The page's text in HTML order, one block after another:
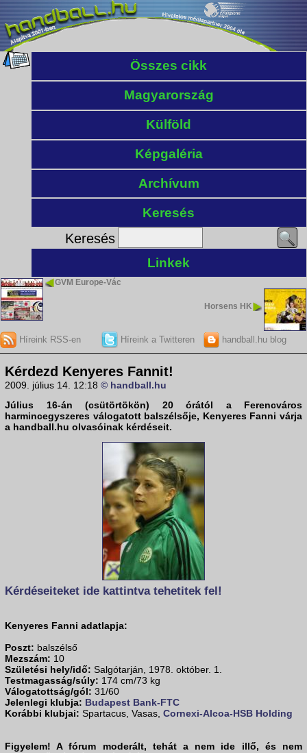
Összes cikk
Magyarország
Külföld
Képgaléria
Archívum
Keresés
Keresés
Linkek
GVM Europe-Vác
Horsens HK
Híreink RSS-en Híreink a Twitteren handball.hu blog
Kérdezd Kenyeres Fannit!
2009. július 14. 12:18 © handball.hu
Július 16-án (csütörtökön) 20 órától a Ferencváros
harmincegyszeres válogatott balszélsője, Kenyeres Fanni várja
a handball.hu olvasóinak kérdéseit.
Kérdéseiteket ide kattintva tehetitek fel!
Kenyeres Fanni adatlapja:
Poszt: balszélső
Mezszám: 10
Születési hely/idő: Salgótarján, 1978. október. 1.
Testmagasság/súly: 174 cm/73 kg
Válogatottság/gól: 31/60
Jelenlegi klubja: Budapest Bank-FTC
Korábbi klubjai: Spartacus, Vasas, Cornexi-Alcoa-HSB Holding
Figyelem! A fórum moderált, tehát a nem ide illő, és nem